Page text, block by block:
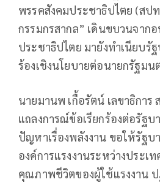
พรรคสังคมประชาธิปไตย (สป
กรรมกรสากล” เดินขบวนจากอ
ประชาธิปไตย มายังทำเนียบรั
ร้องเชิงนโยบายต่อนายกรัฐมน
นายมานพ เกื้อรัตน์ เลขาธิการ
แถลงการณ์ข้อเรียกร้องต่อรัฐบ
ปัญหาเรื่องพลังงาน ขอให้รัฐบ
องค์การแรงงานระหว่างประเ
คุณภาพชีวิตของผู้ใช้แรงงาน ป